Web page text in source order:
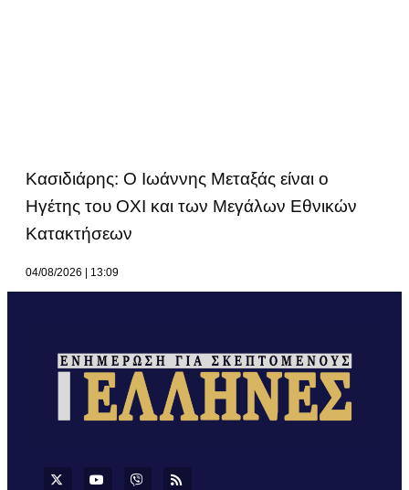
Κασιδιάρης: Ο Ιωάννης Μεταξάς είναι ο
Ηγέτης του ΟΧΙ και των Μεγάλων Εθνικών
Κατακτήσεων
04/08/2026 13:09